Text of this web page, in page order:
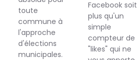
toute
commune à
l'approche
d'élections
municipales.
Facebook soit
plus qu'un
simple
compteur de
"likes" qui ne